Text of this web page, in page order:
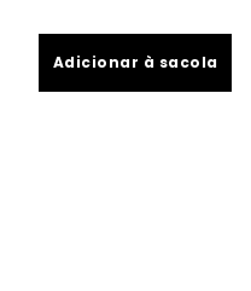
Adicionar à sacola